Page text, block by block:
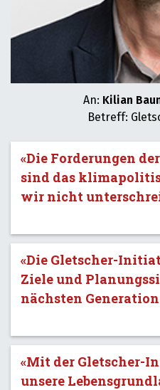
An: Kilian
Betreff:
«Die Forderungen
sind das
wir nicht
«Die Gletscher-
Ziele und
nächsten Generation
«Mit der Gletscher-
unsere